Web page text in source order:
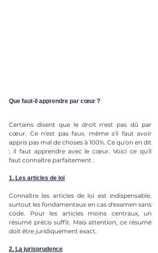
Que faut-il apprendre par cœur ?
Certains disent que le droit n'est pas dû par
cœur. Ce n'est pas faux, même s'il faut avoir
appris pas mal de choses à 100%. Ce qu'on en dit
: il faut apprendre avec le cœur. Voici ce qu'il
faut connaître parfaitement :
1. Les articles de loi
Connaître les articles de loi est indispensable,
surtout les fondamentaux en cas d'examen sans
code. Pour les articles moins centraux, un
résumé précis suffit. Mais attention, ce résumé
doit être juridiquement exact.
2. La jurisprudence